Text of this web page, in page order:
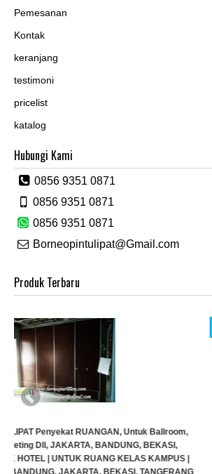
Pemesanan
Kontak
keranjang
testimoni
pricelist
katalog
Hubungi Kami
0856 9351 0871
0856 9351 0871
0856 9351 0871
Borneopintulipat@Gmail.com
Produk Terbaru
SALE